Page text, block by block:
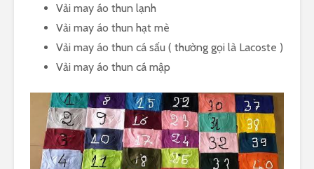
Vải may áo thun lạnh
Vải may áo thun hạt mè
Vải may áo thun cá sấu ( thường gọi là Lacoste )
Vải may áo thun cá mập